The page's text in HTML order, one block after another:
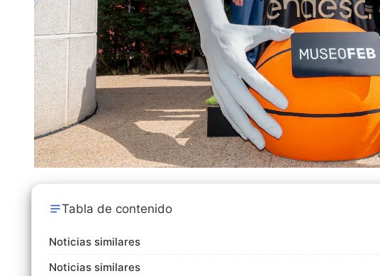
Tabla de contenido
Noticias similares
Noticias similares